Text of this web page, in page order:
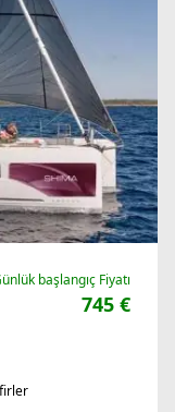
başlangıç Fiyatı
745 €